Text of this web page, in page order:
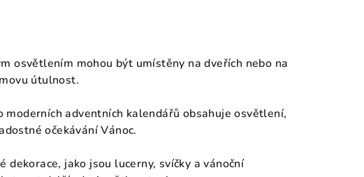
osvětlením mohou být umístěny na dveřích nebo na
útulnost.
moderních adventních kalendářů obsahuje osvětlení,
očekávání Vánoc.
dekorace, jako jsou lucerny, svíčky a vánoční